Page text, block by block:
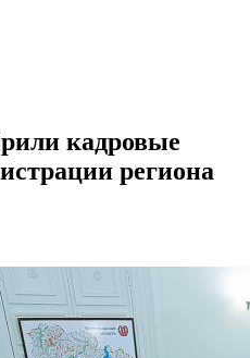
кадровые
региона